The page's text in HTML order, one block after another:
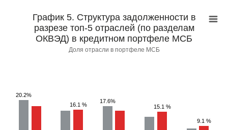
График 5. Структура задолженности в
разрезе топ-5 отраслей (по разделам
ОКВЭД) в кредитном портфеле МСБ
Доля отрасли в портфеле МСБ
20.2%
17.6%
16.1 % 15.1 %
9.1 %